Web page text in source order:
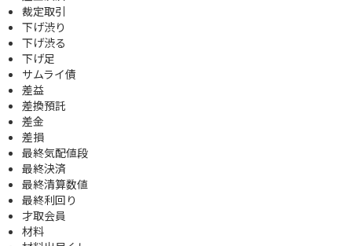
裁定取引
下げ渋り
下げ渋る
下げ足
サムライ債
差益
差換預託
差金
差損
最終気配値段
最終決済
最終清算数値
最終利回り
才取会員
材料